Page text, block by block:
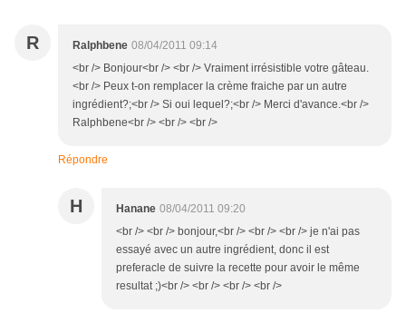
R Ralphbene 08/04/2011 09:14
<br /> Bonjour<br /> <br /> Vraiment irrésistible votre gâteau.
<br /> Peux t-on remplacer la crème fraiche par un autre
ingrédient?;<br /> Si oui lequel?;<br /> Merci d'avance.<br />
Ralphbene<br /> <br /> <br />
Répondre
H Hanane 08/04/2011 09:20
<br /> <br /> bonjour,<br /> <br /> <br /> je n'ai pas
essayé avec un autre ingrédient, donc il est
preferacle de suivre la recette pour avoir le même
resultat ;)<br /> <br /> <br /> <br />